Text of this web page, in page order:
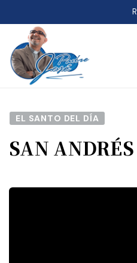
EL SANTO DEL DÍA
SAN